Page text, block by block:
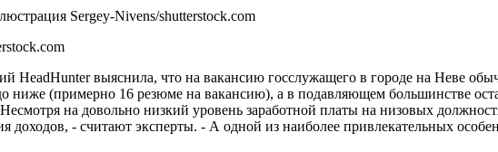
HeadHunter выяснила, что на вакансию госслужащего в городе на Неве
ниже (примерно 16 резюме на вакансию), а в подавляющем большинстве
на довольно низкий уровень заработной платы на низовых
доходов, - считают эксперты. - А одной из наиболее привлекательных